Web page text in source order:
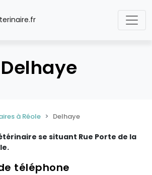
Delhaye
à Réole Delhaye
se situant Rue Porte de la
téléphone